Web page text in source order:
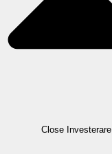
Close Investerare